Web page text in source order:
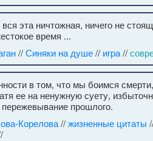
эта ничтожная, ничего не
время ...
//Синяки на душе// игра//
в том, что мы боимся
ее на ненужную суету,
прошлого.
Корелова//жизненные цитаты